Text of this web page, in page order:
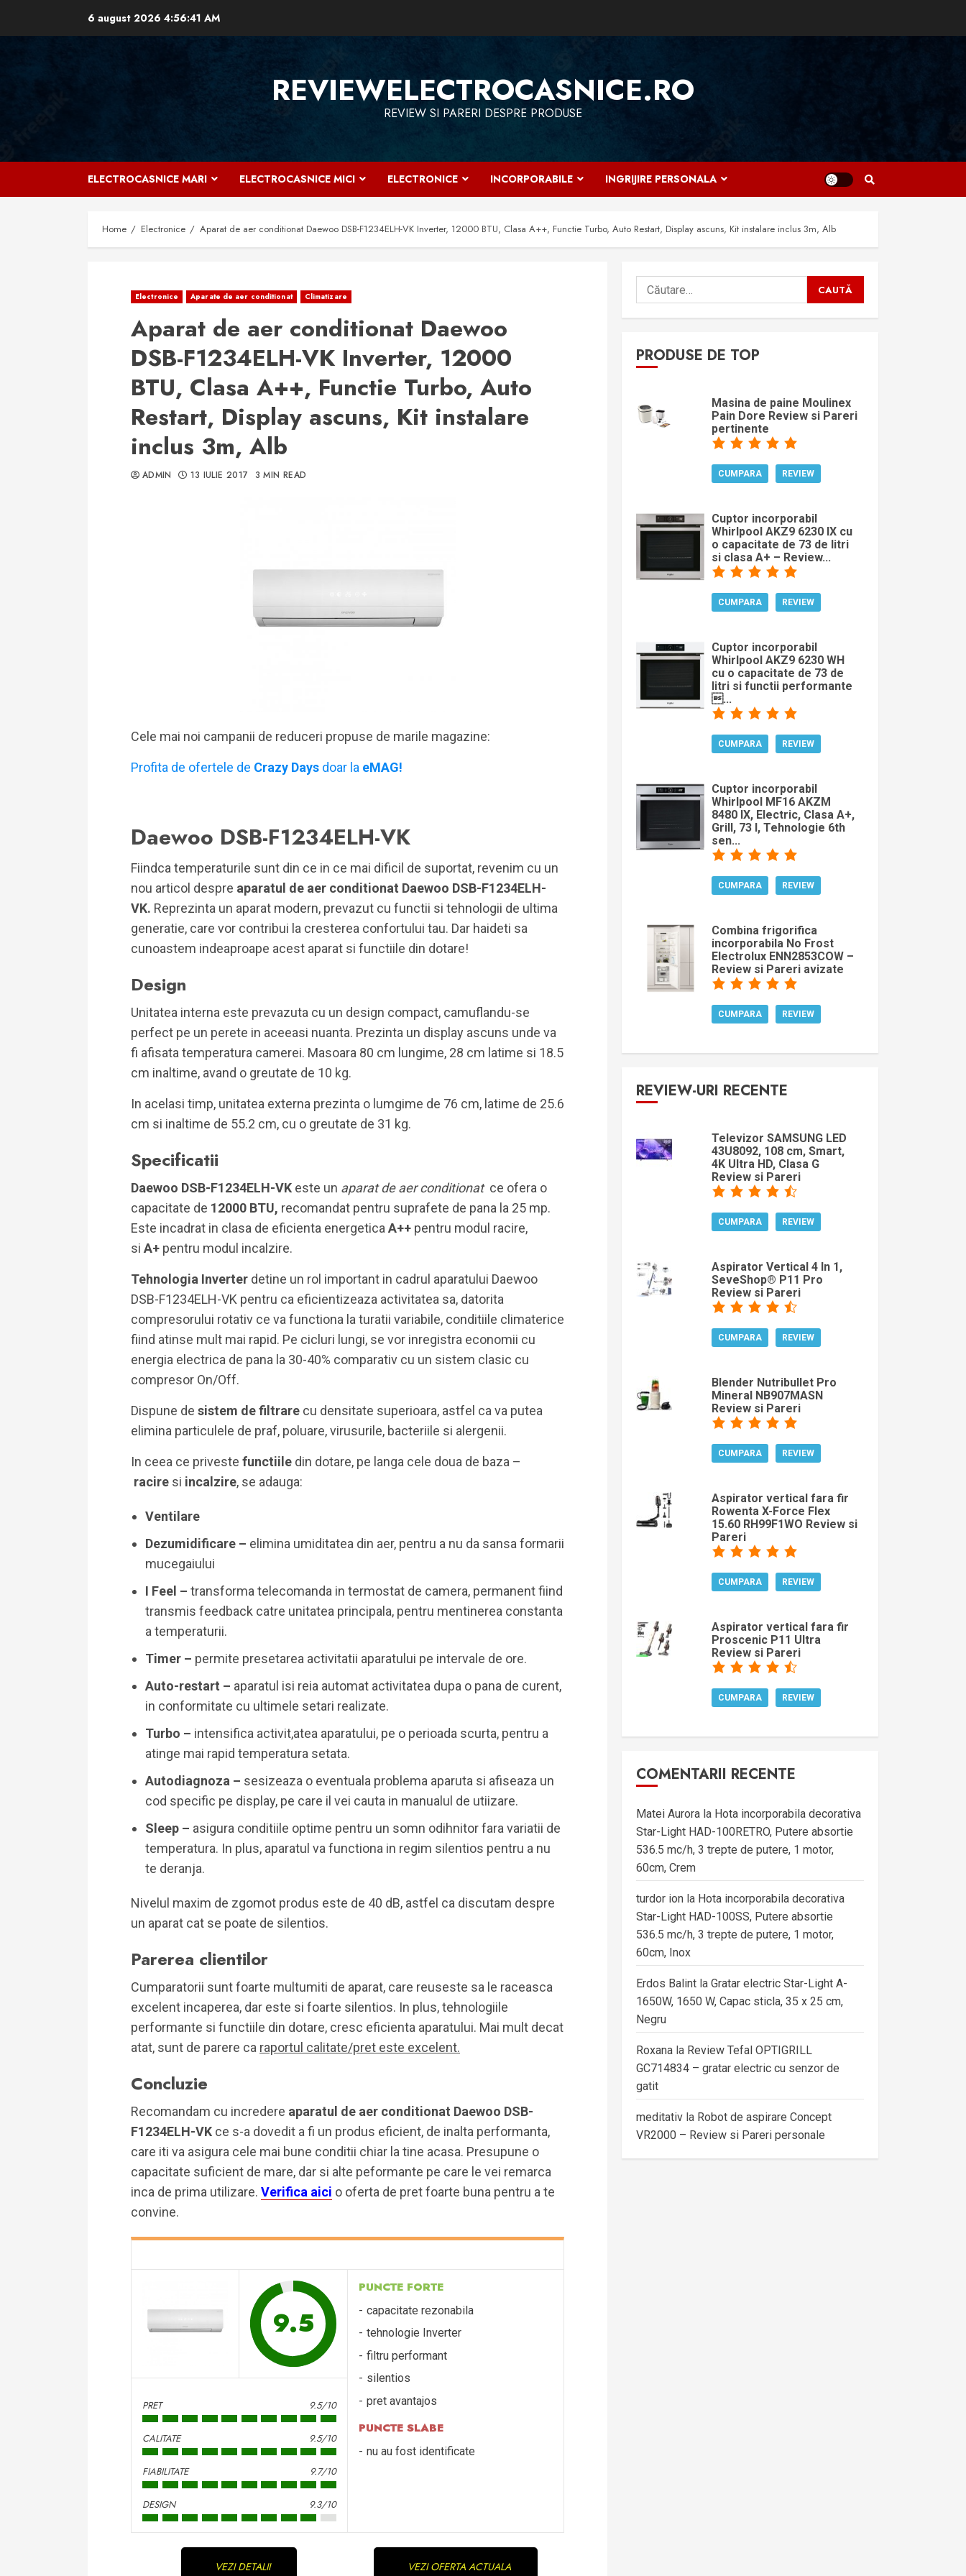
6 august 2026 4:56:42 AM
REVIEWELECTROCASNICE.RO
REVIEW SI PARERI DESPRE PRODUSE
ELECTROCASNICE MARI ELECTROCASNICE MICI ELECTRONICE INCORPORABILE INGRIJIRE PERSONALA
Home Electronice Aparat de aer conditionat Daewoo DSB-F1234ELH-VK Inverter, 12000 BTU, Clasa A++, Functie Turbo, Auto Restart, Display ascuns, Kit instalare inclus 3m, Alb
Electronice Aparate de aer conditionat Climatizare
Aparat de aer conditionat Daewoo
DSB-F1234ELH-VK Inverter, 12000
BTU, Clasa A++, Functie Turbo, Auto
Restart, Display ascuns, Kit instalare
inclus 3m, Alb
ADMIN 13 IULIE 2017 3 MIN READ
Cele mai noi campanii de reduceri propuse de marile magazine:
Profita de ofertele de Crazy Days doar la eMAG!
Daewoo DSB-F1234ELH-VK
Fiindca temperaturile sunt din ce in ce mai dificil de suportat, revenim cu un
nou articol despre aparatul de aer conditionat Daewoo DSB-F1234ELH-
VK. Reprezinta un aparat modern, prevazut cu functii si tehnologii de ultima
generatie, care vor contribui la cresterea confortului tau. Dar haideti sa
cunoastem indeaproape acest aparat si functiile din dotare!
Design
Unitatea interna este prevazuta cu un design compact, camuflandu-se
perfect pe un perete in aceeasi nuanta. Prezinta un display ascuns unde va
fi afisata temperatura camerei. Masoara 80 cm lungime, 28 cm latime si 18.5
cm inaltime, avand o greutate de 10 kg.
In acelasi timp, unitatea externa prezinta o lumgime de 76 cm, latime de 25.6
cm si inaltime de 55.2 cm, cu o greutate de 31 kg.
Specificatii
Daewoo DSB-F1234ELH-VK este un aparat de aer conditionat ce ofera o
capacitate de 12000 BTU, recomandat pentru suprafete de pana la 25 mp.
Este incadrat in clasa de eficienta energetica A++ pentru modul racire,
si A+ pentru modul incalzire.
Tehnologia Inverter detine un rol important in cadrul aparatului Daewoo
DSB-F1234ELH-VK pentru ca eficientizeaza activitatea sa, datorita
compresorului rotativ ce va functiona la turatii variabile, conditiile climaterice
fiind atinse mult mai rapid. Pe cicluri lungi, se vor inregistra economii cu
energia electrica de pana la 30-40% comparativ cu un sistem clasic cu
compresor On/Off.
Dispune de sistem de filtrare cu densitate superioara, astfel ca va putea
elimina particulele de praf, poluare, virusurile, bacteriile si alergenii.
In ceea ce priveste functiile din dotare, pe langa cele doua de baza –
racire si incalzire, se adauga:
Ventilare
Dezumidificare – elimina umiditatea din aer, pentru a nu da sansa formarii
mucegaiului
I Feel – transforma telecomanda in termostat de camera, permanent fiind
transmis feedback catre unitatea principala, pentru mentinerea constanta
a temperaturii.
Timer – permite presetarea activitatii aparatului pe intervale de ore.
Auto-restart – aparatul isi reia automat activitatea dupa o pana de curent,
in conformitate cu ultimele setari realizate.
Turbo – intensifica activit,atea aparatului, pe o perioada scurta, pentru a
atinge mai rapid temperatura setata.
Autodiagnoza – sesizeaza o eventuala problema aparuta si afiseaza un
cod specific pe display, pe care il vei cauta in manualul de utiizare.
Sleep – asigura conditiile optime pentru un somn odihnitor fara variatii de
temperatura. In plus, aparatul va functiona in regim silentios pentru a nu
te deranja.
Nivelul maxim de zgomot produs este de 40 dB, astfel ca discutam despre
un aparat cat se poate de silentios.
Parerea clientilor
Cumparatorii sunt foarte multumiti de aparat, care reuseste sa le raceasca
excelent incaperea, dar este si foarte silentios. In plus, tehnologiile
performante si functiile din dotare, cresc eficienta aparatului. Mai mult decat
atat, sunt de parere ca raportul calitate/pret este excelent.
Concluzie
Recomandam cu incredere aparatul de aer conditionat Daewoo DSB-
F1234ELH-VK ce s-a dovedit a fi un produs eficient, de inalta performanta,
care iti va asigura cele mai bune conditii chiar la tine acasa. Presupune o
capacitate suficient de mare, dar si alte peformante pe care le vei remarca
inca de prima utilizare. Verifica aici o oferta de pret foarte buna pentru a te
convine.
9.5
PRET 9.5/10
CALITATE 9.5/10
FIABILITATE 9.7/10
DESIGN 9.3/10
PUNCTE FORTE
capacitate rezonabila
tehnologie Inverter
filtru performant
silentios
pret avantajos
PUNCTE SLABE
nu au fost identificate
VEZI DETALII VEZI OFERTA ACTUALA
Continue
Caută
după:
PRODUSE DE TOP
Masina de paine Moulinex
Pain Dore Review si Pareri
pertinente
CUMPARA REVIEW
Cuptor incorporabil
Whirlpool AKZ9 6230 IX cu
o capacitate de 73 de litri
si clasa A+ – Review...
CUMPARA REVIEW
Cuptor incorporabil
Whirlpool AKZ9 6230 WH
cu o capacitate de 73 de
litri si functii performante
...
CUMPARA REVIEW
Cuptor incorporabil
Whirlpool MF16 AKZM
8480 IX, Electric, Clasa A+,
Grill, 73 l, Tehnologie 6th
sen...
CUMPARA REVIEW
Combina frigorifica
incorporabila No Frost
Electrolux ENN2853COW –
Review si Pareri avizate
CUMPARA REVIEW
REVIEW-URI RECENTE
Televizor SAMSUNG LED
43U8092, 108 cm, Smart,
4K Ultra HD, Clasa G
Review si Pareri
CUMPARA REVIEW
Aspirator Vertical 4 In 1,
SeveShop® P11 Pro
Review si Pareri
CUMPARA REVIEW
Blender Nutribullet Pro
Mineral NB907MASN
Review si Pareri
CUMPARA REVIEW
Aspirator vertical fara fir
Rowenta X-Force Flex
15.60 RH99F1WO Review si
Pareri
CUMPARA REVIEW
Aspirator vertical fara fir
Proscenic P11 Ultra
Review si Pareri
CUMPARA REVIEW
COMENTARII RECENTE
Matei Aurora la Hota incorporabila decorativa
Star-Light HAD-100RETRO, Putere absortie
536.5 mc/h, 3 trepte de putere, 1 motor,
60cm, Crem
turdor ion la Hota incorporabila decorativa
Star-Light HAD-100SS, Putere absortie
536.5 mc/h, 3 trepte de putere, 1 motor,
60cm, Inox
Erdos Balint laGratar electric Star-Light A-
1650W, 1650 W, Capac sticla, 35 x 25 cm,
Negru
Roxana la Review Tefal OPTIGRILL
GC714834 – gratar electric cu senzor de
gatit
meditativ la Robot de aspirare Concept
VR2000 – Review si Pareri personale